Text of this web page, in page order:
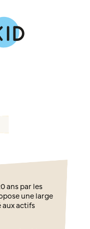
ans par les
une large
aux actifs